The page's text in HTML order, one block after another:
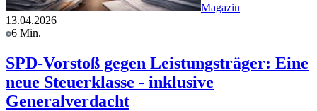
Magazin
13.04.2026
6 Min.
SPD-Vorstoß gegen Leistungsträger: Eine
neue Steuerklasse - inklusive
Generalverdacht